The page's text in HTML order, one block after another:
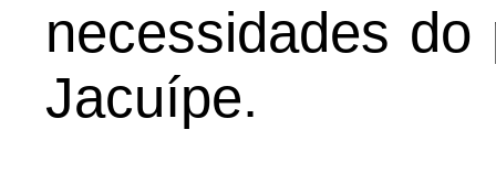
necessidades
Jacuípe.